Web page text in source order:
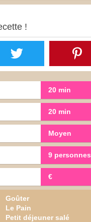
!
20 min
20 min
Moyen
9 personnes
€
Goûter
Le Pain
Petit déjeuner salé